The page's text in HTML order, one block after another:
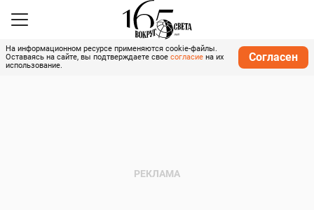
На информационном ресурсе применяются cookie-файлы.
Оставаясь на сайте, вы подтверждаете свое согласие на их
использование.
Согласен